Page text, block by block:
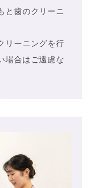
と歯のクリーニ
リーニングを行
場合はご遠慮な